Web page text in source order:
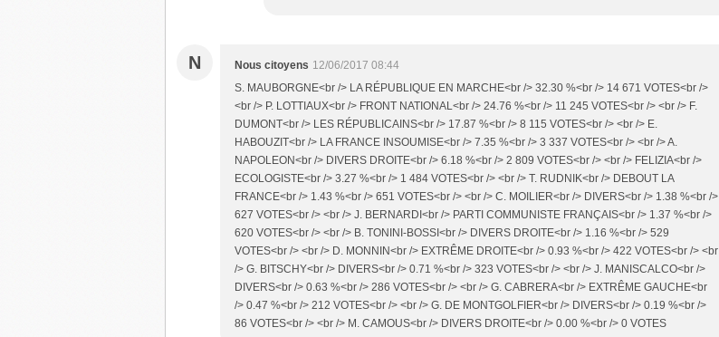
N Nous citoyens 12/06/2017 08:44
S. MAUBORGNE<br /> LA RÉPUBLIQUE EN MARCHE<br /> 32.30 %<br /> 14 671 VOTES<br />
<br /> P. LOTTIAUX<br /> FRONT NATIONAL<br /> 24.76 %<br /> 11 245 VOTES<br /> <br /> F.
DUMONT<br /> LES RÉPUBLICAINS<br /> 17.87 %<br /> 8 115 VOTES<br /> <br /> E.
HABOUZIT<br /> LA FRANCE INSOUMISE<br /> 7.35 %<br /> 3 337 VOTES<br /> <br /> A.
NAPOLEON<br /> DIVERS DROITE<br /> 6.18 %<br /> 2 809 VOTES<br /> <br /> FELIZIA<br />
ECOLOGISTE<br /> 3.27 %<br /> 1 484 VOTES<br /> <br /> T. RUDNIK<br /> DEBOUT LA
FRANCE<br /> 1.43 %<br /> 651 VOTES<br /> <br /> C. MOILIER<br /> DIVERS<br /> 1.38 %<br />
627 VOTES<br /> <br /> J. BERNARDI<br /> PARTI COMMUNISTE FRANÇAIS<br /> 1.37 %<br />
620 VOTES<br /> <br /> B. TONINI-BOSSI<br /> DIVERS DROITE<br /> 1.16 %<br /> 529
VOTES<br /> <br /> D. MONNIN<br /> EXTRÊME DROITE<br /> 0.93 %<br /> 422 VOTES<br /> <br
/> G. BITSCHY<br /> DIVERS<br /> 0.71 %<br /> 323 VOTES<br /> <br /> J. MANISCALCO<br />
DIVERS<br /> 0.63 %<br /> 286 VOTES<br /> <br /> G. CABRERA<br /> EXTRÊME GAUCHE<br
/> 0.47 %<br /> 212 VOTES<br /> <br /> G. DE MONTGOLFIER<br /> DIVERS<br /> 0.19 %<br />
86 VOTES<br /> <br /> M. CAMOUS<br /> DIVERS DROITE<br /> 0.00 %<br /> 0 VOTES